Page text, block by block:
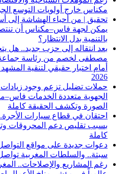
مكناس خارج أولويات التوسع
تحقيق | من أحياء الهشاشة إلى
يمكن لجهة فاس–مكناس أن
بالتنمية بدل الانتظار؟
بعد انتقاله إلى حزب جديد.. هل
مصطفى لخصم من رئاسة جماعة
أمام اختبار حقيقي لتنقية
2026
حملات تضليل تزعم وجود زيادات
الجهوية متعددة الخدمات
الصورة وتكشف الحقيقة كاملة
احتقان في قطاع سيارات
بسبب تقليص دعم المحروقات
كاملة
دعوات جديدة على مواقع التواصل
سبتة.. والسلطات المغربية